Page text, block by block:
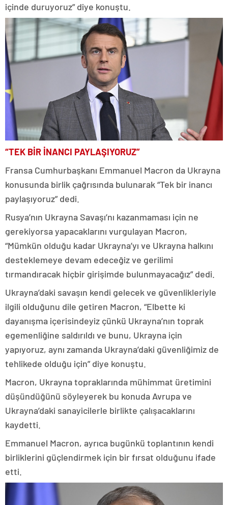
içinde duruyoruz” diye konuştu.
“TEK BİR İNANCI PAYLAŞIYORUZ”
Fransa Cumhurbaşkanı Emmanuel Macron da Ukrayna
konusunda birlik çağrısında bulunarak “Tek bir inancı
paylaşıyoruz” dedi.
Rusya’nın Ukrayna Savaşı’nı kazanmaması için ne
gerekiyorsa yapacaklarını vurgulayan Macron,
“Mümkün olduğu kadar Ukrayna’yı ve Ukrayna halkını
desteklemeye devam edeceğiz ve gerilimi
tırmandıracak hiçbir girişimde bulunmayacağız” dedi.
Ukrayna’daki savaşın kendi gelecek ve güvenlikleriyle
ilgili olduğunu dile getiren Macron, “Elbette ki
dayanışma içerisindeyiz çünkü Ukrayna’nın toprak
egemenliğine saldırıldı ve bunu, Ukrayna için
yapıyoruz, aynı zamanda Ukrayna’daki güvenliğimiz de
tehlikede olduğu için” diye konuştu.
Macron, Ukrayna topraklarında mühimmat üretimini
düşündüğünü söyleyerek bu konuda Avrupa ve
Ukrayna’daki sanayicilerle birlikte çalışacaklarını
kaydetti.
Emmanuel Macron, ayrıca bugünkü toplantının kendi
birliklerini güçlendirmek için bir fırsat olduğunu ifade
etti.